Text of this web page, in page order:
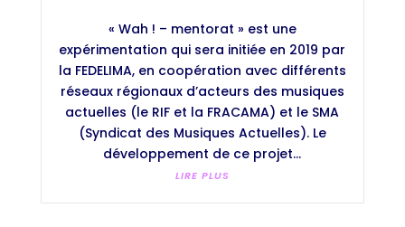
« Wah ! – mentorat » est une
expérimentation qui sera initiée en 2019 par
la FEDELIMA, en coopération avec différents
réseaux régionaux d’acteurs des musiques
actuelles (le RIF et la FRACAMA) et le SMA
(Syndicat des Musiques Actuelles). Le
développement de ce projet...
LIRE PLUS